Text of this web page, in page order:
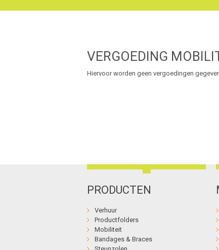
VERGOEDING
Hiervoor worden geen vergoedingen
PRODUCTEN
Verhuur
Productfolders
Mobiliteit
Bandages & Braces